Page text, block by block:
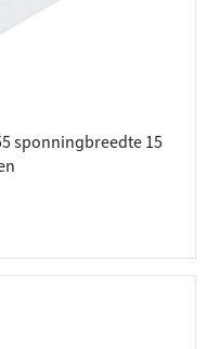
sponningbreedte 15